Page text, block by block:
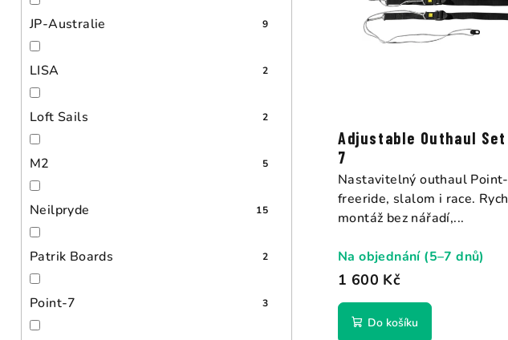
JP-Australie 9
LISA 2
Loft Sails 2
M2 5
Neilpryde 15
Patrik Boards 2
Point-7 3
r
o
k
ů
Adjustable Outhaul
7
1 600 Kč
Na objednání (5–7 dnů)
Do košíku
Nastavitelný outhaul
freeride, slalom i race.
montáž bez nářadí,...